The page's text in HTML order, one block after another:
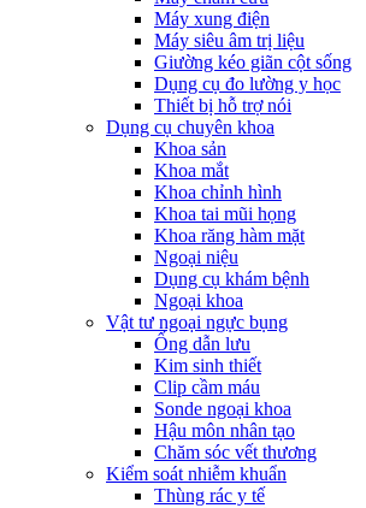
Máy xung điện
Máy siêu âm trị liệu
Giường kéo giãn cột sống
Dụng cụ đo lường y học
Thiết bị hỗ trợ nói
Dụng cụ chuyên khoa
Khoa sản
Khoa mắt
Khoa chỉnh hình
Khoa tai mũi họng
Khoa răng hàm mặt
Ngoại niệu
Dụng cụ khám bệnh
Ngoại khoa
Vật tư ngoại ngực bụng
Ống dẫn lưu
Kim sinh thiết
Clip cầm máu
Sonde ngoại khoa
Hậu môn nhân tạo
Chăm sóc vết thương
Kiểm soát nhiễm khuẩn
Thùng rác y tế